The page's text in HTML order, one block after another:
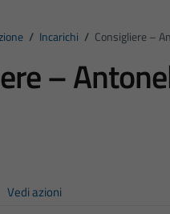
/ Incarichi / Consigliere –
–
Vedi azioni